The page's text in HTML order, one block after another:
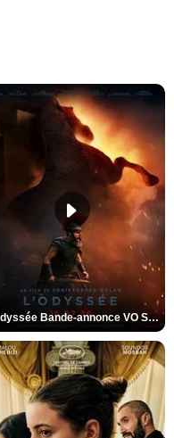
L'Odyssée Bande-annonce VO STFR